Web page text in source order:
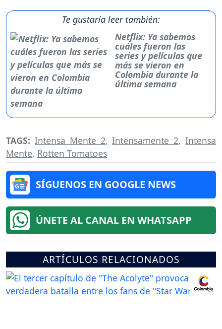
Te gustaría leer también:
Netflix: Ya sabemos
cuáles fueron las
series y películas que
más se vieron en
Colombia durante la
última semana
TAGS: Intensa Mente 2,Intensamente 2,Intensa
Mente, Rotten Tomatoes
SÍGUENOS EN GOOGLE NEWS
ÚNETE AL CANAL EN WHATSAPP
ARTÍCULOS RELACIONADOS